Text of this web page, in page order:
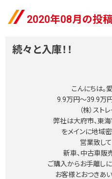
2020年08月の投稿
続々と入庫！！
こんにちは。
9.9万円〜39.9万
（株）スト
弊社は大府市、東海
をメインに地域
営業致して
新車、中古車販
ご購入からお手離しに
お客様とおつきあ